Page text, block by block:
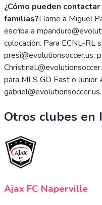
¿Cómo pueden
familias?Llame a Miguel
escriba a
colocación. Para ECNL-RL
presi@evolutionsoccer.us;
para MLS GO East o Junior
gabriel@evolutionsoccer.us.
Otros clubes en
Ajax FC Naperville